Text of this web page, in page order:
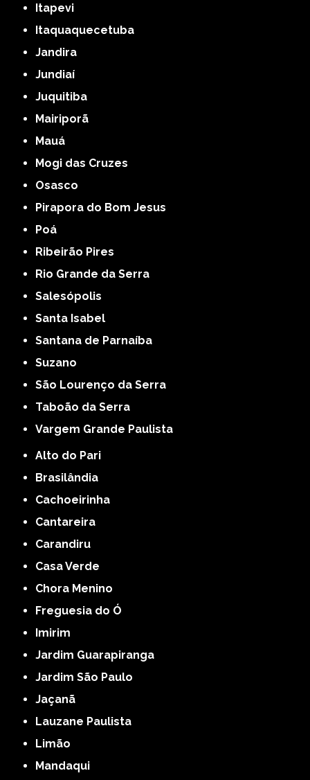
Itapevi
Itaquaquecetuba
Jandira
Jundiaí
Juquitiba
Mairiporã
Mauá
Mogi das Cruzes
Osasco
Pirapora do Bom Jesus
Poá
Ribeirão Pires
Rio Grande da Serra
Salesópolis
Santa Isabel
Santana de Parnaíba
Suzano
São Lourenço da Serra
Taboão da Serra
Vargem Grande Paulista
Alto do Pari
Brasilândia
Cachoeirinha
Cantareira
Carandiru
Casa Verde
Chora Menino
Freguesia do Ó
Imirim
Jardim Guarapiranga
Jardim São Paulo
Jaçanã
Lauzane Paulista
Limão
Mandaqui